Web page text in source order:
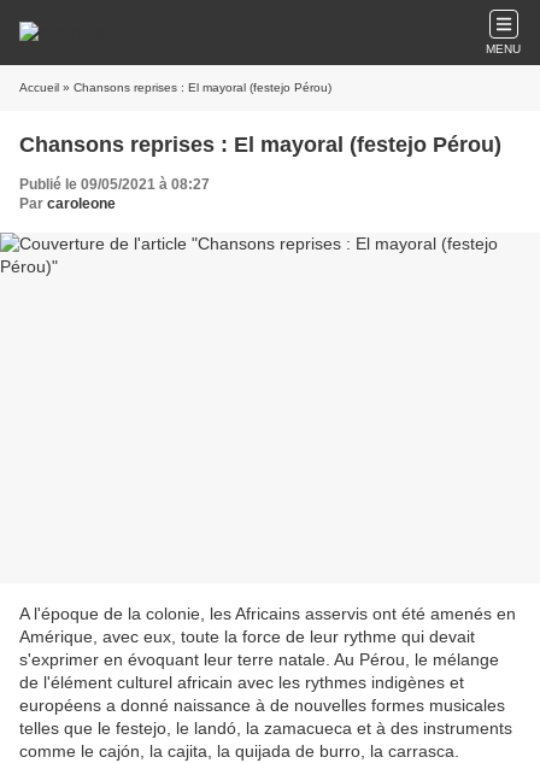
MENU
Accueil » Chansons reprises : El mayoral (festejo Pérou)
Chansons reprises : El mayoral (festejo Pérou)
Publié le 09/05/2021 à 08:27
Par caroleone
A l'époque de la colonie, les Africains asservis ont été amenés en
Amérique, avec eux, toute la force de leur rythme qui devait
s'exprimer en évoquant leur terre natale. Au Pérou, le mélange
de l'élément culturel africain avec les rythmes indigènes et
européens a donné naissance à de nouvelles formes musicales
telles que le festejo, le landó, la zamacueca et à des instruments
comme le cajón, la cajita, la quijada de burro, la carrasca.